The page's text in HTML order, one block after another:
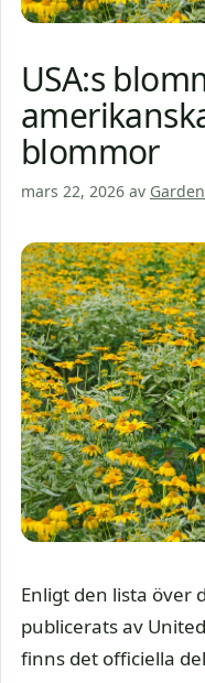
USA:s
blommor
mars 22, 2026 av
Enligt den lista över
publicerats av
finns det officiella